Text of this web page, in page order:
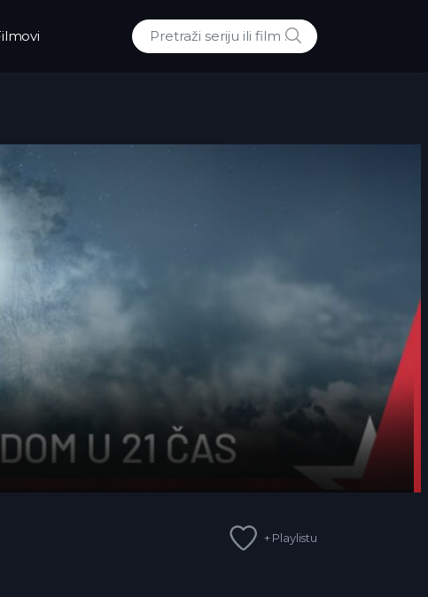
Traži:
POTRAZI
+ Playlistu